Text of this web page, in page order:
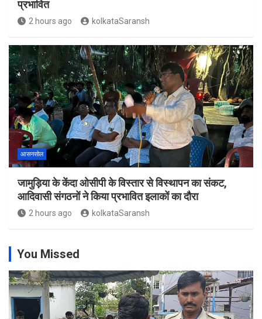
प्रभावित
2 hours ago kolkataSaransh
आसनसोल
जामुड़िया के केंदा ओसीपी के विस्तार से विस्थापन का संकट,
आदिवासी संगठनों ने किया प्रभावित इलाकों का दौरा
2 hours ago kolkataSaransh
You Missed